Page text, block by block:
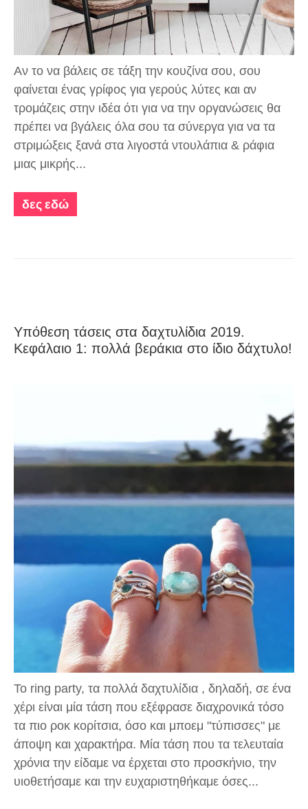
Αν το να βάλεις σε τάξη την κουζίνα σου, σου
φαίνεται ένας γρίφος για γερούς λύτες και αν
τρομάζεις στην ιδέα ότι για να την οργανώσεις θα
πρέπει να βγάλεις όλα σου τα σύνεργα για να τα
στριμώξεις ξανά στα λιγοστά ντουλάπια & ράφια
μιας μικρής...
δες εδώ
Υπόθεση τάσεις στα δαχτυλίδια 2019.
Κεφάλαιο 1: πολλά βεράκια στο ίδιο δάχτυλο!
Το ring party, τα πολλά δαχτυλίδια , δηλαδή, σε ένα
χέρι είναι μία τάση που εξέφρασε διαχρονικά τόσο
τα πιο ροκ κορίτσια, όσο και μποεμ "τύπισσες" με
άποψη και χαρακτήρα. Μία τάση που τα τελευταία
χρόνια την είδαμε να έρχεται στο προσκήνιο, την
υιοθετήσαμε και την ευχαριστηθήκαμε όσες...